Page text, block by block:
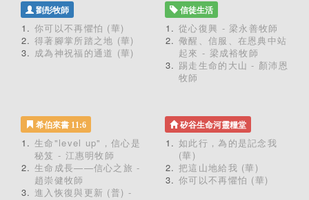
劉彤牧師
你可以不再懼怕 (華)
得著腳掌所踏之地 (華)
成為神祝福的通道 (華)
信徒生活
從心復興 - 梁永善牧師
儆醒、信服、在恩典中站
起來 - 梁成裕牧師
踢走生命的大山 - 顏沛恩
牧師
希伯來書 11:6
生命"level up"，信心是
秘笈 - 江惠明牧師
生命成長——信心之旅 -
趙崇健牧師
進入恢復與更新 (普) -
矽谷生命河靈糧堂
如此行，為的是記念我
(華)
把這山地給我 (華)
你可以不再懼怕 (華)